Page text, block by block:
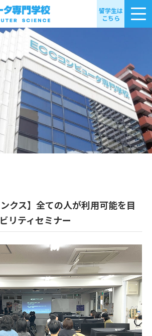
留学生は
こちら
ンクス】全ての人が利用可能を目
リティセミナー